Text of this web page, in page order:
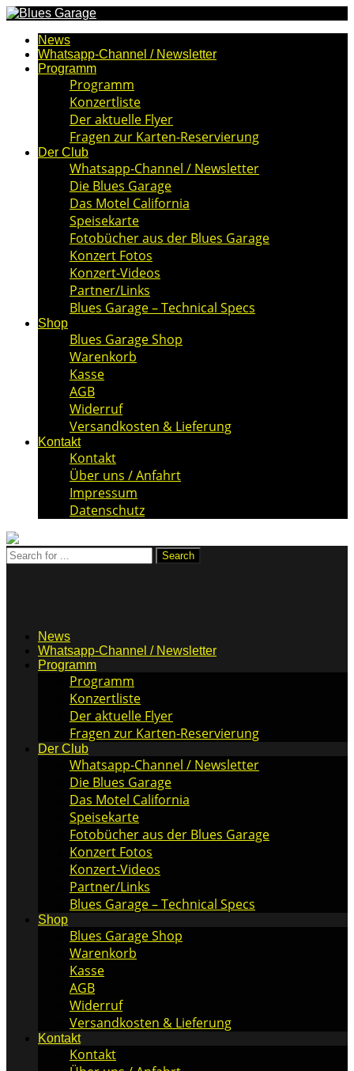
News
Whatsapp-Channel / Newsletter
Programm
Programm
Konzertliste
Der aktuelle Flyer
Fragen zur Karten-Reservierung
Der Club
Whatsapp-Channel / Newsletter
Die Blues Garage
Das Motel California
Speisekarte
Fotobücher aus der Blues Garage
Konzert Fotos
Konzert-Videos
Partner/Links
Blues Garage – Technical Specs
Shop
Blues Garage Shop
Warenkorb
Kasse
AGB
Widerruf
Versandkosten & Lieferung
Kontakt
Kontakt
Über uns / Anfahrt
Impressum
Datenschutz
News
Whatsapp-Channel / Newsletter
Programm
Programm
Konzertliste
Der aktuelle Flyer
Fragen zur Karten-Reservierung
Der Club
Whatsapp-Channel / Newsletter
Die Blues Garage
Das Motel California
Speisekarte
Fotobücher aus der Blues Garage
Konzert Fotos
Konzert-Videos
Partner/Links
Blues Garage – Technical Specs
Shop
Blues Garage Shop
Warenkorb
Kasse
AGB
Widerruf
Versandkosten & Lieferung
Kontakt
Kontakt